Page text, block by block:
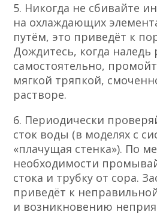
5. Никогда не сбивайте
на охлаждающих
путём, это приведёт к
Дождитесь, когда наледь
самостоятельно,
мягкой тряпкой,
растворе.
6. Периодически
сток воды (в моделях с
«плачущая стенка»). По
необходимости
стока и трубку от сора.
приведёт к
и возникновению